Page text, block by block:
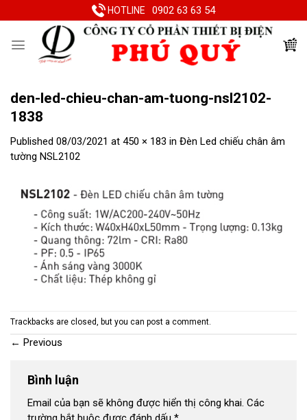
to
HOTLINE 0902 63 63 54
den-led-chieu-chan-am-tuong-nsl2102-
1838
Published 08/03/2021 at 450 × 183 in Đèn Led chiếu chân âm
tường NSL2102
Trackbacks are closed, but you can post a comment.
← Previous
Bình luận
Email của bạn sẽ không được hiển thị công khai. Các